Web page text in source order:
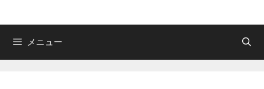
メニュー